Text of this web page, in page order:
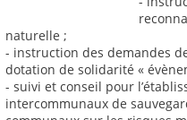
naturelle ;
- instruction des demandes
dotation de solidarité «
- suivi et conseil pour
intercommunaux de